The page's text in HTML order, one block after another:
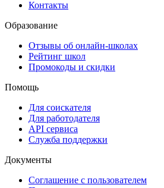
Контакты
Образование
Отзывы об онлайн-школах
Рейтинг школ
Промокоды и скидки
Помощь
Для соискателя
Для работодателя
API сервиса
Служба поддержки
Документы
Соглашение с пользователем